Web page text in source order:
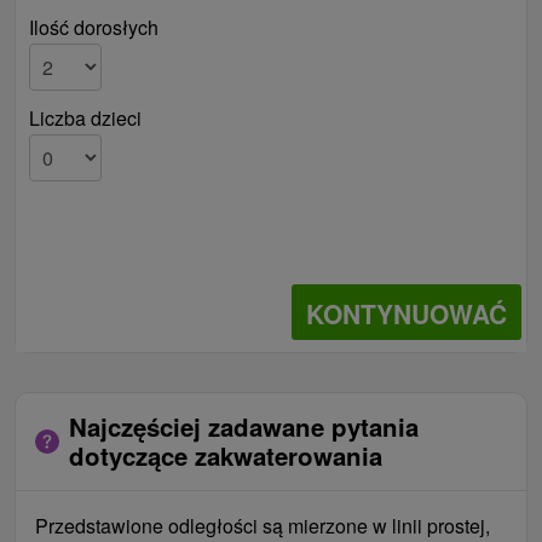
Ilość dorosłych
Liczba dzieci
KONTYNUOWAĆ
Najczęściej zadawane pytania
dotyczące zakwaterowania
Przedstawione odległości są mierzone w linii prostej,